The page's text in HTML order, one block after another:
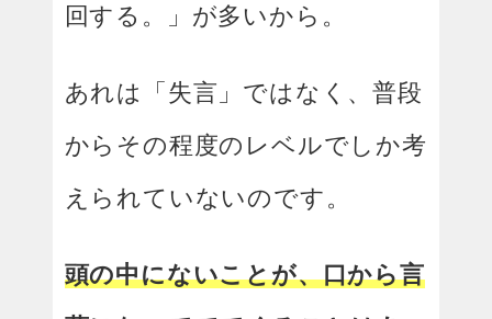
回する。」が多いから。
あれは「失言」ではなく、普段
からその程度のレベルでしか考
えられていないのです。
頭の中にないことが、口から言